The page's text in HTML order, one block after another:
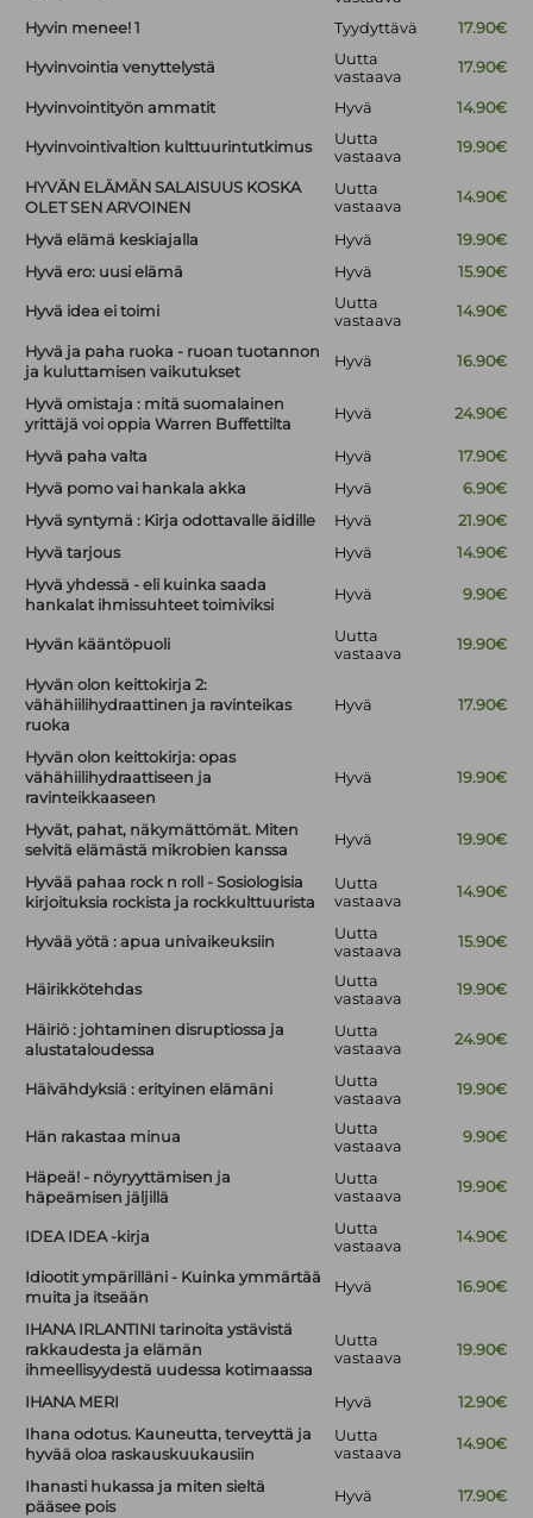
Hyvin menee! 1 Tyydyttävä 17.90€
Hyvinvointia venyttelystä
Uutta
vastaava
17.90€
Hyvinvointityön ammatit Hyvä 14.90€
Hyvinvointivaltion kulttuurintutkimus
Uutta
vastaava
19.90€
HYVÄN ELÄMÄN SALAISUUS KOSKA
OLET SEN ARVOINEN
Uutta
vastaava
14.90€
Hyvä elämä keskiajalla Hyvä
19.90€
Hyvä ero: uusi elämä
Hyvä 15.90€
Hyvä idea ei toimi
Uutta
vastaava
14.90€
Hyvä ja paha ruoka - ruoan tuotannon
ja kuluttamisen vaikutukset
Hyvä 16.90€
Hyvä omistaja : mitä suomalainen
yrittäjä voi oppia Warren Buffettilta
Hyvä 24.90€
Hyvä paha valta Hyvä
17.90€
Hyvä pomo vai hankala akka
Hyvä
6.90€
Hyvä syntymä : Kirja odottavalle äidille
Hyvä
21.90€
Hyvä tarjous
Hyvä
14.90€
Hyvä yhdessä - eli kuinka saada
hankalat ihmissuhteet toimiviksi
Hyvä 9.90€
Hyvän kääntöpuoli
Uutta
vastaava
19.90€
Hyvän olon keittokirja 2:
vähähiilihydraattinen ja ravinteikas
ruoka
Hyvä 17.90€
Hyvän olon keittokirja: opas
vähähiilihydraattiseen ja
ravinteikkaaseen
Hyvä 19.90€
Hyvät, pahat, näkymättömät. Miten
selvitä elämästä mikrobien kanssa
Hyvä 19.90€
Hyvää pahaa rock n roll - Sosiologisia
kirjoituksia rockista ja rockkulttuurista
Uutta
vastaava
14.90€
Hyvää yötä : apua univaikeuksiin
Uutta
vastaava
15.90€
Häirikkötehdas
Uutta
vastaava
19.90€
Häiriö : johtaminen disruptiossa ja
alustataloudessa
Uutta
vastaava
24.90€
Häivähdyksiä : erityinen elämäni
Uutta
vastaava
19.90€
Hän rakastaa minua
Uutta
vastaava
9.90€
Häpeä! - nöyryyttämisen ja
häpeämisen jäljillä
Uutta
vastaava
19.90€
IDEA IDEA -kirja
Uutta
vastaava
14.90€
Idiootit ympärilläni - Kuinka ymmärtää
muita ja itseään
Hyvä 16.90€
IHANA IRLANTINI tarinoita ystävistä
rakkaudesta ja elämän
ihmeellisyydestä uudessa kotimaassa
Uutta
vastaava
19.90€
IHANA MERI Hyvä
12.90€
Ihana odotus. Kauneutta, terveyttä ja
hyvää oloa raskauskuukausiin
Uutta
vastaava
14.90€
Ihanasti hukassa ja miten sieltä
pääsee pois
Hyvä 17.90€